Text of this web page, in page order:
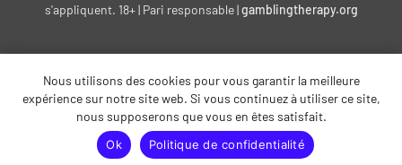
s'appliquent. 18+ | Pari responsable |gamblingtherapy.org
bonus-betting.dk
kalyteri-stoiximatiki.gr
bonus-parissportifs-gratuits.com
sportfogadas-magyarorszagon1.hu
weddenbonus.com
wett-bonus.com
Nous utilisons des cookies pour vous garantir la meilleure
expérience sur notre site web. Si vous continuez à utiliser ce site,
nous supposerons que vous en êtes satisfait.
Ok Politique de confidentialité